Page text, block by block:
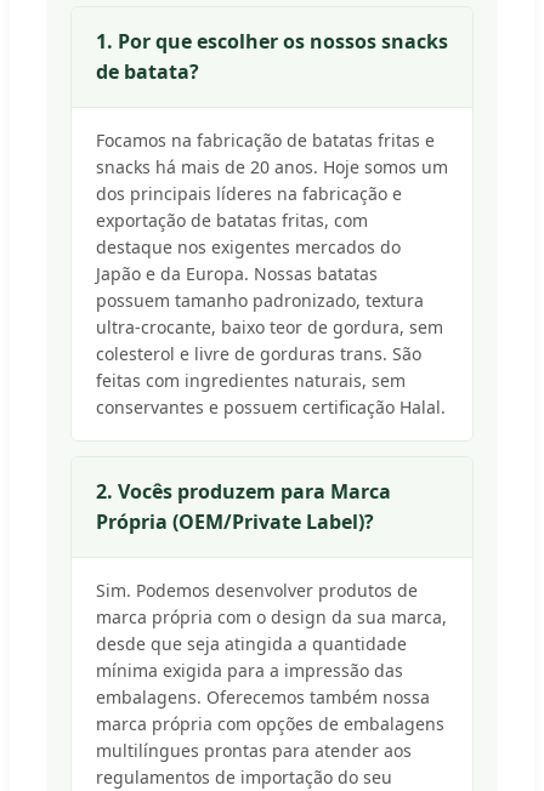
1. Por que escolher os nossos snacks
de batata?
Focamos na fabricação de batatas fritas e
snacks há mais de 20 anos. Hoje somos um
dos principais líderes na fabricação e
exportação de batatas fritas, com
destaque nos exigentes mercados do
Japão e da Europa. Nossas batatas
possuem tamanho padronizado, textura
ultra-crocante, baixo teor de gordura, sem
colesterol e livre de gorduras trans. São
feitas com ingredientes naturais, sem
conservantes e possuem certificação Halal.
2. Vocês produzem para Marca
Própria (OEM/Private Label)?
Sim. Podemos desenvolver produtos de
marca própria com o design da sua marca,
desde que seja atingida a quantidade
mínima exigida para a impressão das
embalagens. Oferecemos também nossa
marca própria com opções de embalagens
multilíngues prontas para atender aos
regulamentos de importação do seu